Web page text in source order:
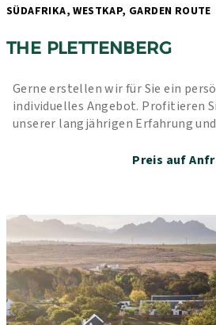
THE PLETTENBERG
Gerne erstellen wir für Sie ein
individuelles Angebot. Profitieren
unserer langjährigen Erfahrung
Preis auf